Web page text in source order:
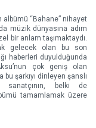
albümü “Bahane” nihayet
müzik dünyasına adım
bir anlam taşımaktaydı.
gelecek olan bu son
haberleri duyulduğunda
çok geniş olan
şarkıyı dinleyen şanslı
sanatçının, belki de
tamamlamak üzere